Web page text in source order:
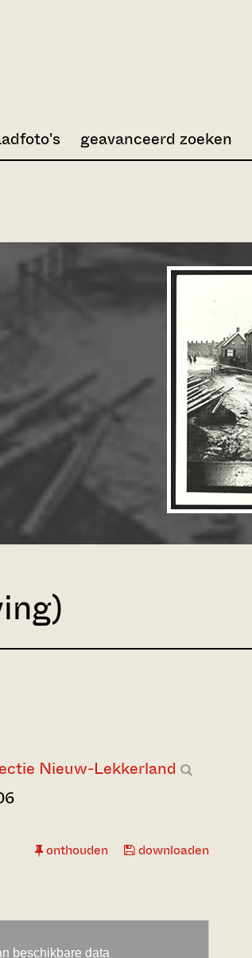
geavanceerd zoeken
Nieuw-Lekkerland
onthouden downloaden